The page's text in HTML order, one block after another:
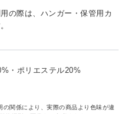
の際は、ハンガー・保管用カ
・ポリエステル20%
関係により、実際の商品より色味が違